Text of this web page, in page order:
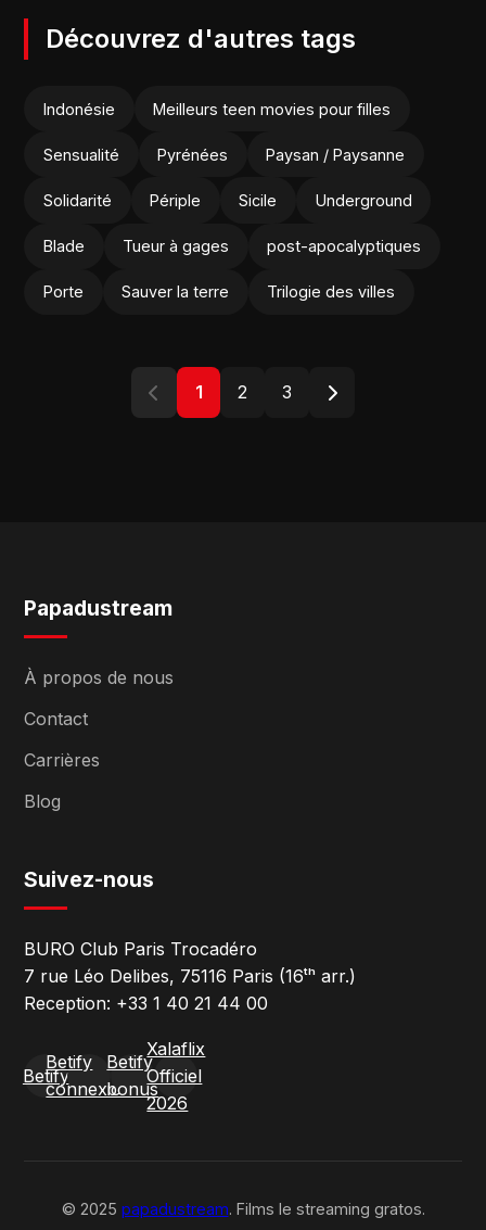
Découvrez d'autres tags
Indonésie Meilleurs teen movies pour filles
Sensualité Pyrénées Paysan / Paysanne
Solidarité Périple Sicile Underground
Blade Tueur à gages post-apocalyptiques
Porte Sauver la terre Trilogie des villes
1 2 3
Papadustream
À propos de nous
Contact
Carrières
Blog
Suivez-nous
BURO Club Paris Trocadéro
7 rue Léo Delibes, 75116 Paris (16ᵗʰ arr.)
Reception: +33 1 40 21 44 00
Betify
Betify
connexion
Betify
bonus
Xalaflix
Officiel
2026
© 2025 papadustream. Films le streaming gratos.